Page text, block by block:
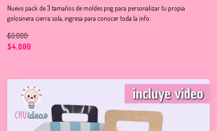
Nuevo pack de 3 tamaños de moldes png para personalizar tu propia
golosinera cierra sola, ingresa para conocer toda la info.
$6.000
$4.800